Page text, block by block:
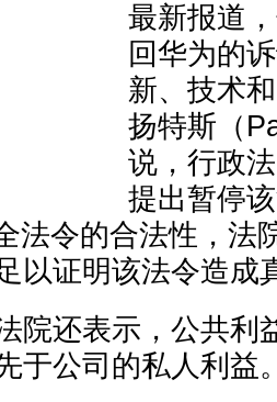
最新报道
回华为的
新、技术
扬特斯（
说，行政
提出暂停
法令的合法性，法
以证明该法令造成
院还表示，公共利
于公司的私人利益